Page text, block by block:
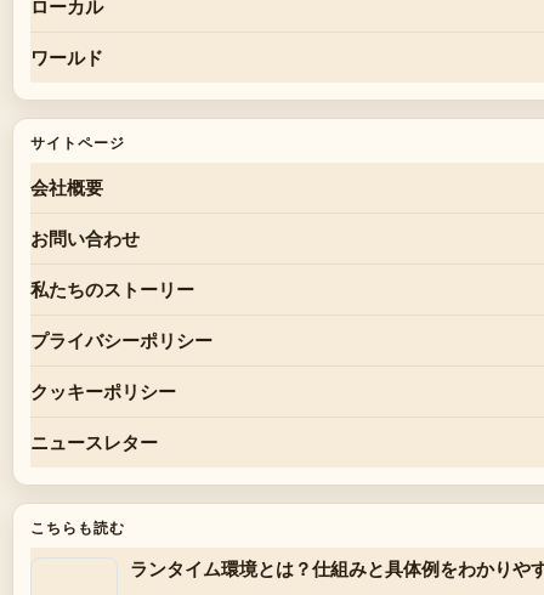
ローカル
ワールド
サイトページ
会社概要
お問い合わせ
私たちのストーリー
プライバシーポリシー
クッキーポリシー
ニュースレター
こちらも読む
ランタイム環境とは？仕組みと具体例をわかりや